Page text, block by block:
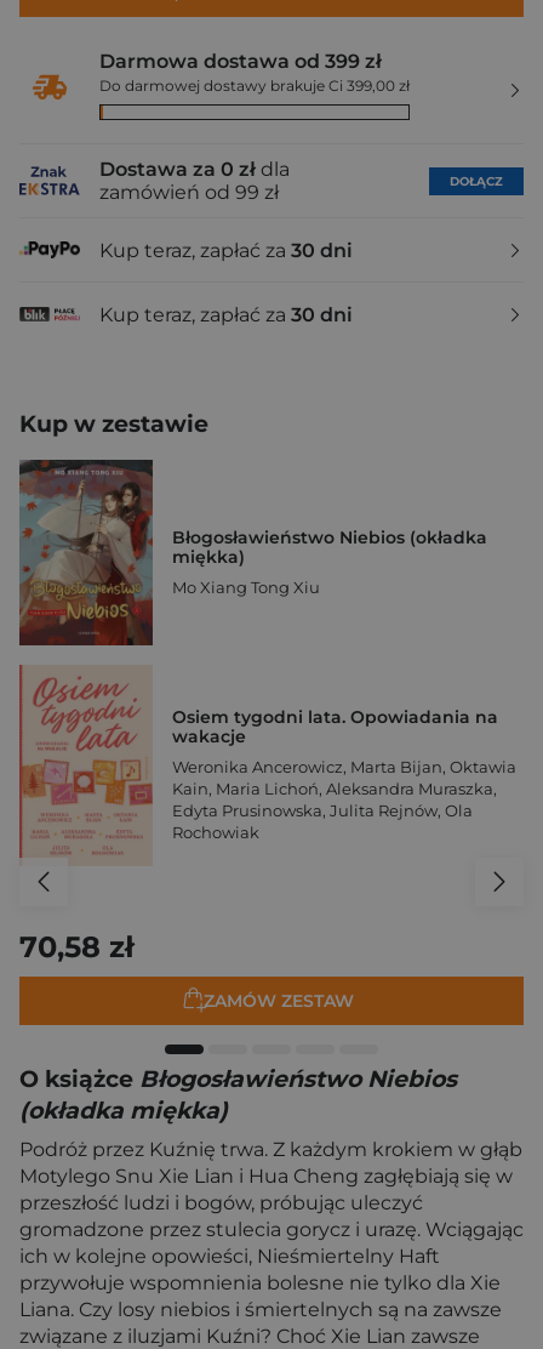
Darmowa dostawa od 399 zł
Do darmowej dostawy brakuje Ci 399,00 zł
Dostawa za 0 zł dla
zamówień od 99 zł
DOŁĄCZ
Kup teraz, zapłać za 30 dni
Kup teraz, zapłać za 30 dni
Kup w zestawie
Błogosławieństwo Niebios (okładka
miękka)
Mo Xiang Tong Xiu
Osiem tygodni lata. Opowiadania na
wakacje
Weronika Ancerowicz, Marta Bijan, Oktawia
Kain, Maria Lichoń, Aleksandra Muraszka,
Edyta Prusinowska, Julita Rejnów, Ola
Rochowiak
70,58 zł
ZAMÓW ZESTAW
O książce Błogosławieństwo Niebios
(okładka miękka)
Podróż przez Kuźnię trwa. Z każdym krokiem w głąb
Motylego Snu Xie Lian i Hua Cheng zagłębiają się w
przeszłość ludzi i bogów, próbując uleczyć
gromadzone przez stulecia gorycz i urazę. Wciągając
ich w kolejne opowieści, Nieśmiertelny Haft
przywołuje wspomnienia bolesne nie tylko dla Xie
Liana. Czy losy niebios i śmiertelnych są na zawsze
związane z iluzjami Kuźni? Choć Xie Lian zawsze